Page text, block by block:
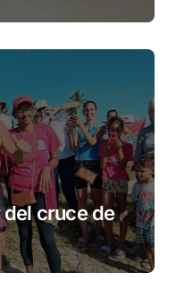
cruce de